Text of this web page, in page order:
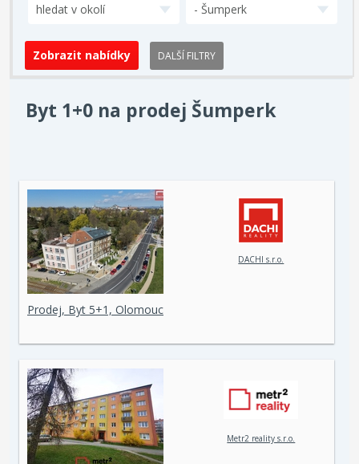
hledat v okolí - Šumperk
DALŠÍ FILTRY
Byt 1+0 na prodej Šumperk
DACHI s.r.o.
Prodej, Byt 5+1, Olomouc
Metr2 reality s.r.o.